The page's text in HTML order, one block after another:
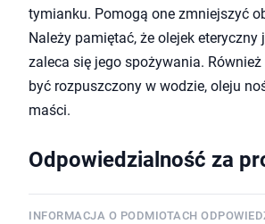
tymianku. Pomogą one zmniejszyć
Należy pamiętać, że olejek
zaleca się jego spożywania.
być rozpuszczony w wodzie, oleju
maści.
Odpowiedzialność za
INFORMACJA O PODMIOTACH